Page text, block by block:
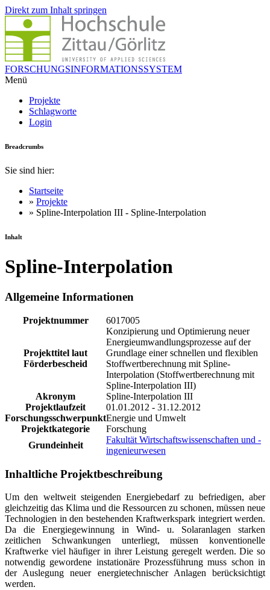
Direkt zum Inhalt springen
FORSCHUNGSINFORMATIONSSYSTEM
Menü
Projekte
Schlagworte
Login
Breadcrumbs
Sie sind hier:
Startseite
» Projekte
» Spline-Interpolation III - Spline-Interpolation
Inhalt
Spline-Interpolation
Allgemeine Informationen
Projektnummer 6017005
Projekttitel laut
Förderbescheid
Konzipierung und Optimierung neuer
Energieumwandlungsprozesse auf der
Grundlage einer schnellen und flexiblen
Stoffwertberechnung mit Spline-
Interpolation (Stoffwertberechnung mit
Spline-Interpolation III)
Akronym
Spline-Interpolation III
Projektlaufzeit
01.01.2012 - 31.12.2012
ForschungsschwerpunktEnergie und Umwelt
Projektkategorie
Forschung
Grundeinheit
Fakultät Wirtschaftswissenschaften und -
ingenieurwesen
Inhaltliche Projektbeschreibung
Um den weltweit steigenden Energiebedarf zu befriedigen, aber
gleichzeitig das Klima und die Ressourcen zu schonen, müssen neue
Technologien in den bestehenden Kraftwerkspark integriert werden.
Da die Energiegewinnung in Wind- u. Solaranlagen starken
zeitlichen Schwankungen unterliegt, müssen konventionelle
Kraftwerke viel häufiger in ihrer Leistung geregelt werden. Die so
notwendig gewordene instationäre Prozess­führung muss schon in
der Auslegung neuer energietechnischer Anlagen berücksichtigt
werden.